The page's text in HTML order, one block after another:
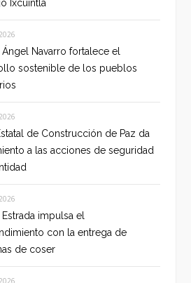
Ixcuintla
Ángel Navarro fortalece el
sostenible de los pueblos
de Construcción de Paz da
a las acciones de seguridad
Estrada impulsa el
con la entrega de
de coser